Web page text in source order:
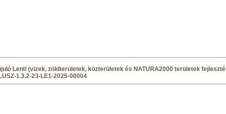
Lenti (vizek, zöldterületek, közterületek és NATURA2000 területek
1.3.2-23-LE1-2025-00004